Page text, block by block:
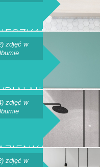
zdjęć w
|
BIAŁOŁĘKA
zdjęć w
zdjęć w